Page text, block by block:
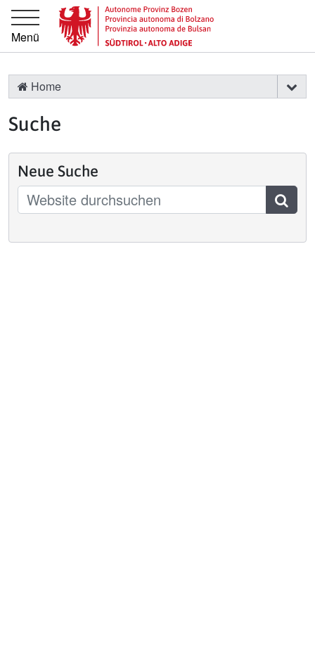
Springe direkt zur Hauptnavigation
Springe direkt zum Inhalt
Menü
Home
Suche
Neue Suche
Suchen